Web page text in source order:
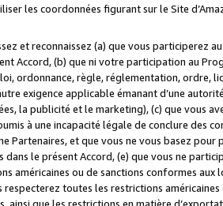
les coordonnées figurant sur le Site
et reconnaissez (a) que vous participerez
Accord, (b) que ni votre participation au
ordonnance, règle, réglementation, ordre,
exigence applicable émanant d’une
la publicité et le marketing), (c) que vous
à une incapacité légale de conclure des
Partenaires, et que vous ne vous basez
dans le présent Accord, (e) que vous ne
américaines ou de sanctions conformes
respecterez toutes les restrictions